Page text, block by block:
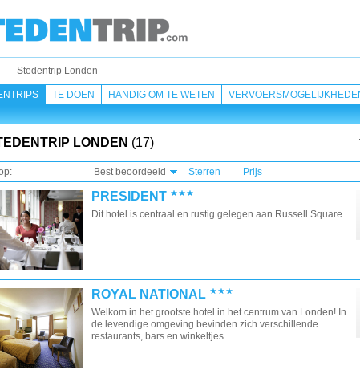
Stedentrip Londen
TE DOEN HANDIG OM TE WETEN
LONDEN (17)
Best beoordeeld Sterren Prijs
PRESIDENT
Dit hotel is centraal en rustig gelegen aan Russell Square.
ROYAL NATIONAL
Welkom in het grootste hotel in het centrum van Londen! In
de levendige omgeving bevinden zich verschillende
restaurants, bars en winkeltjes.